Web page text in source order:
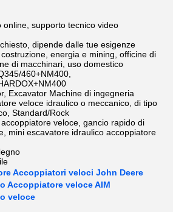
online, supporto tecnico video
dipende dalle tue esigenze
energia e mining, officine di
di macchinari, uso domestico
460+NM400,
Excavator Machine di ingegneria
veloce idraulico o meccanico, di tipo
Standard/Rock
veloce, gancio rapido di
mini escavatore idraulico accoppiatore
Accoppiatori veloci John Deere
Accoppiatore veloce AIM
veloce